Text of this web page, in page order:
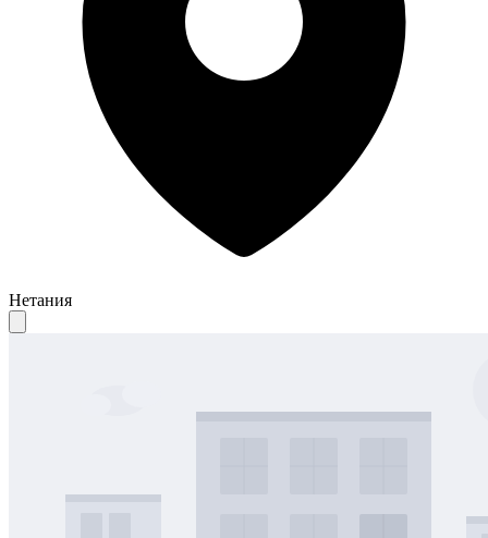
Нетания